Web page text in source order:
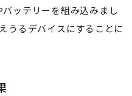
ッテリーを組み込みまし
うるデバイスにすることに